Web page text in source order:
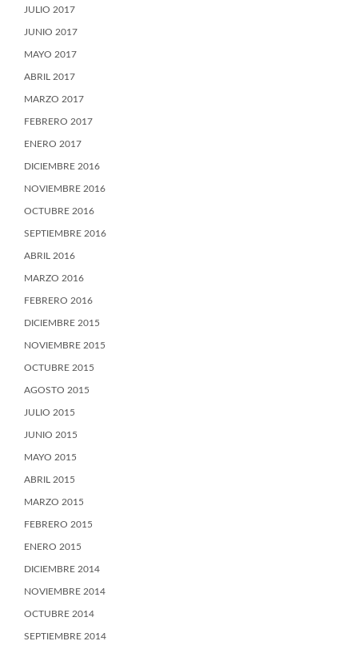
JULIO 2017
JUNIO 2017
MAYO 2017
ABRIL 2017
MARZO 2017
FEBRERO 2017
ENERO 2017
DICIEMBRE 2016
NOVIEMBRE 2016
OCTUBRE 2016
SEPTIEMBRE 2016
ABRIL 2016
MARZO 2016
FEBRERO 2016
DICIEMBRE 2015
NOVIEMBRE 2015
OCTUBRE 2015
AGOSTO 2015
JULIO 2015
JUNIO 2015
MAYO 2015
ABRIL 2015
MARZO 2015
FEBRERO 2015
ENERO 2015
DICIEMBRE 2014
NOVIEMBRE 2014
OCTUBRE 2014
SEPTIEMBRE 2014